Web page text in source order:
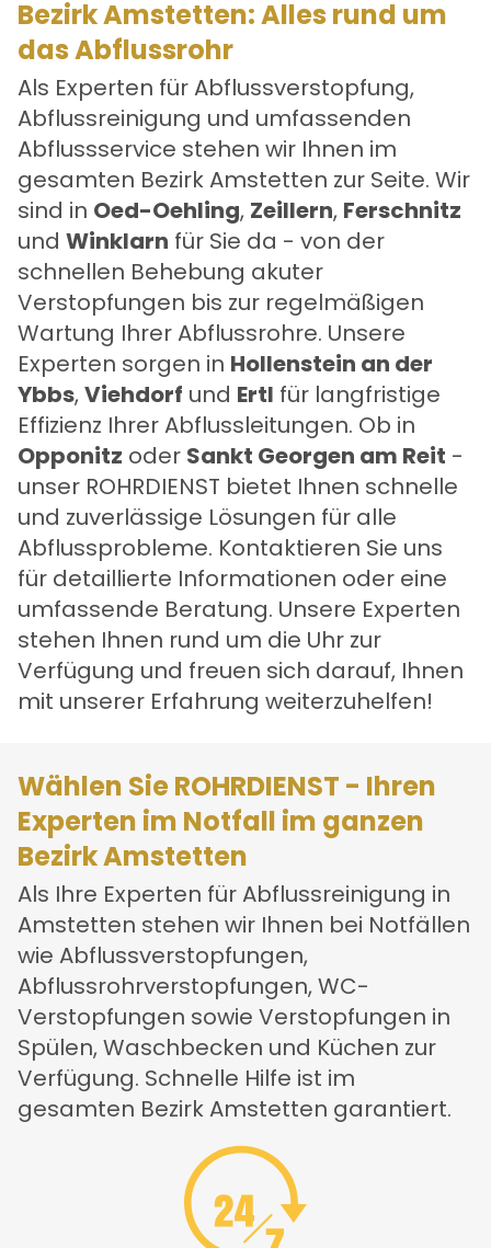
Bezirk Amstetten: Alles rund um
das Abflussrohr
Als Experten für Abflussverstopfung,
Abflussreinigung und umfassenden
Abflussservice stehen wir Ihnen im
gesamten Bezirk Amstetten zur Seite. Wir
sind in Oed-Oehling, Zeillern, Ferschnitz
und Winklarn für Sie da - von der
schnellen Behebung akuter
Verstopfungen bis zur regelmäßigen
Wartung Ihrer Abflussrohre. Unsere
Experten sorgen in Hollenstein an der
Ybbs,Viehdorf und Ertl für langfristige
Effizienz Ihrer Abflussleitungen. Ob in
Opponitz oder Sankt Georgen am Reit -
unser ROHRDIENST bietet Ihnen schnelle
und zuverlässige Lösungen für alle
Abflussprobleme. Kontaktieren Sie uns
für detaillierte Informationen oder eine
umfassende Beratung. Unsere Experten
stehen Ihnen rund um die Uhr zur
Verfügung und freuen sich darauf, Ihnen
mit unserer Erfahrung weiterzuhelfen!
Wählen Sie ROHRDIENST - Ihren
Experten im Notfall im ganzen
Bezirk Amstetten
Als Ihre Experten für Abflussreinigung in
Amstetten stehen wir Ihnen bei Notfällen
wie Abflussverstopfungen,
Abflussrohrverstopfungen, WC-
Verstopfungen sowie Verstopfungen in
Spülen, Waschbecken und Küchen zur
Verfügung. Schnelle Hilfe ist im
gesamten Bezirk Amstetten garantiert.